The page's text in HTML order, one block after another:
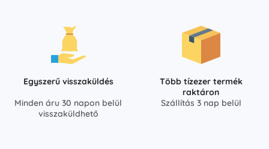
Egyszerű visszaküldés
Minden áru 30 napon belül
visszaküldhető
Több tízezer termék
raktáron
Szállítás 3 nap belül